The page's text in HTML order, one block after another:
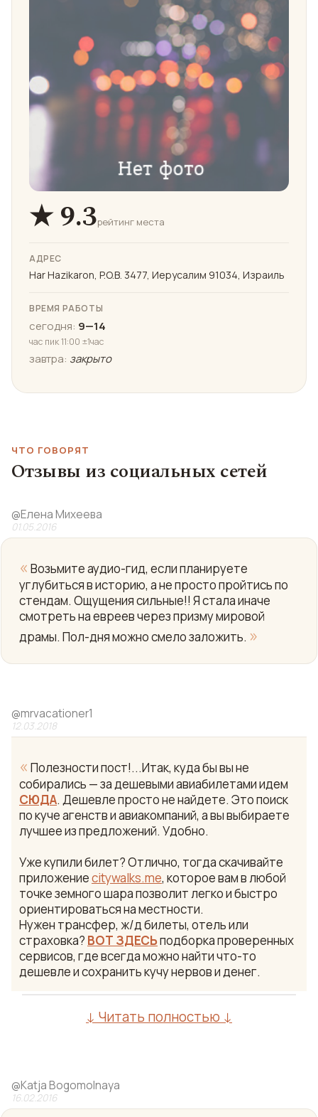
★ 9.3рейтинг места
АДРЕС
Har Hazikaron, P.O.B. 3477, Иерусалим 91034, Израиль
ВРЕМЯ РАБОТЫ
сегодня: 9—14
час пик 11:00 ±1час
завтра: закрыто
ЧТО ГОВОРЯТ
Отзывы из социальных сетей
@Елена Михеева
01.05.2016
« Возьмите аудио-гид, если планируете
углубиться в историю, а не просто пройтись по
стендам. Ощущения сильные!! Я стала иначе
смотреть на евреев через призму мировой
драмы. Пол-дня можно смело заложить. »
@mrvacationer1
12.03.2018
« Полезности пост!...Итак, куда бы вы не
собирались — за дешевыми авиабилетами идем
СЮДА. Дешевле просто не найдете. Это поиск
по куче агенств и авиакомпаний, а вы выбираете
лучшее из предложений. Удобно.
Уже купили билет? Отлично, тогда скачивайте
приложениеcitywalks.me, которое вам в любой
точке земного шара позволит легко и быстро
ориентироваться на местности.
Нужен трансфер, ж/д билеты, отель или
страховка? ВОТ ЗДЕСЬподборка проверенных
сервисов, где всегда можно найти что-то
дешевле и сохранить кучу нервов и денег.
↓ Читать полностью ↓
@Katja Bogomolnaya
16.02.2016